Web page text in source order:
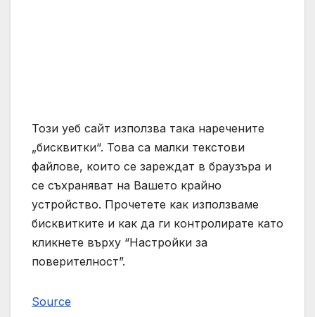
Този уеб сайт използва така наречените
„бисквитки“. Това са малки текстови
файлове, които се зареждат в браузъра и
се съхраняват на Вашето крайно
устройство. Прочетете как използваме
бисквитките и как да ги контролирате като
кликнете върху “Настройки за
поверителност”.
Source